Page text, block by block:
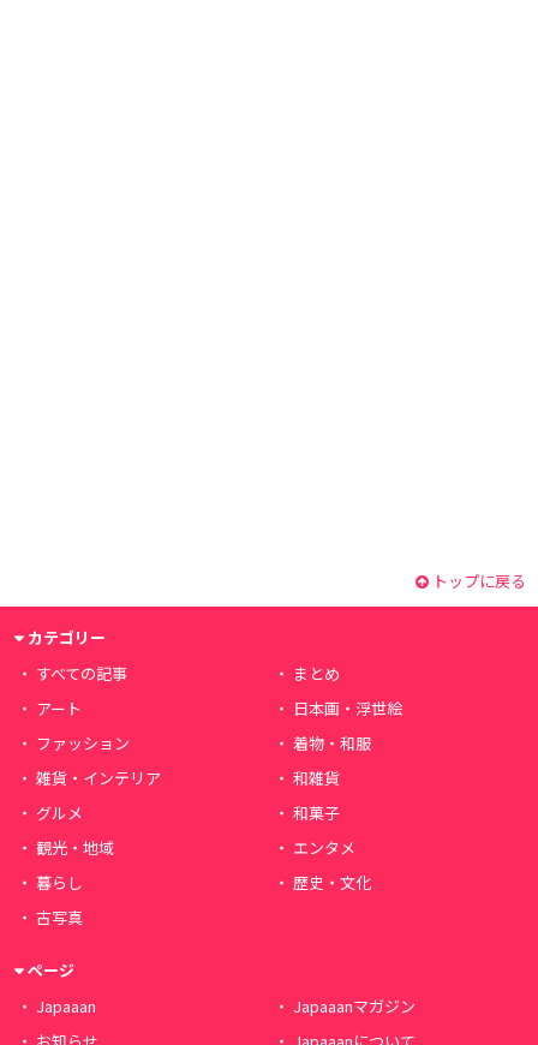
トップに戻る
カテゴリー
すべての記事
まとめ
アート
日本画・浮世絵
ファッション
着物・和服
雑貨・インテリア
和雑貨
グルメ
和菓子
観光・地域
エンタメ
暮らし
歴史・文化
古写真
ページ
Japaaan
Japaaanマガジン